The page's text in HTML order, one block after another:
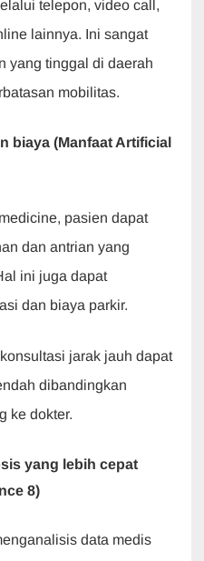
telepon, video call,
lainnya. Ini sangat
yang tinggal di daerah
mobilitas.
biaya (Manfaat Artificial
pasien dapat
dan antrian yang
ini juga dapat
dan biaya parkir.
jarak jauh dapat
dibandingkan
ke dokter.
yang lebih cepat
8)
data medis